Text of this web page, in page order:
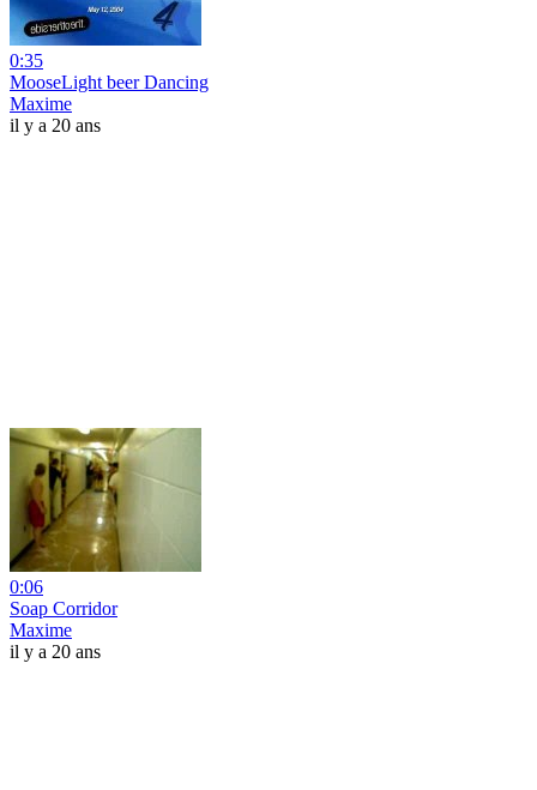
0:35
MooseLight beer Dancing
Maxime
il y a 20 ans
0:06
Soap Corridor
Maxime
il y a 20 ans